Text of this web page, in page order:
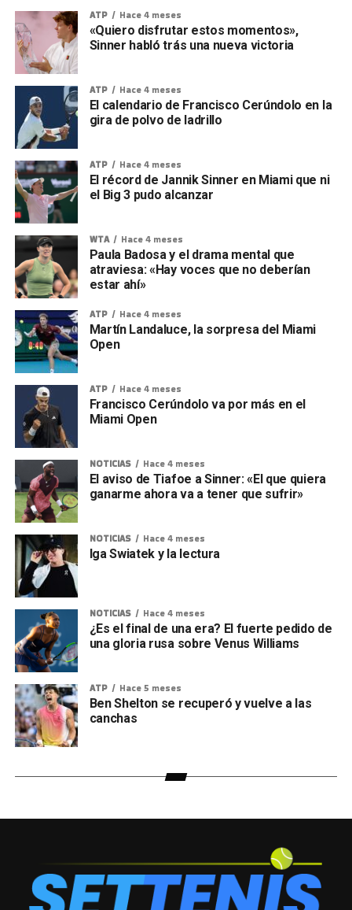
ATP Hace 4 meses
«Quiero disfrutar estos momentos»,
Sinner habló trás una nueva victoria
ATP Hace 4 meses
El calendario de Francisco Cerúndolo en la
gira de polvo de ladrillo
ATP Hace 4 meses
El récord de Jannik Sinner en Miami que ni
el Big 3 pudo alcanzar
WTA Hace 4 meses
Paula Badosa y el drama mental que
atraviesa: «Hay voces que no deberían
estar ahí»
ATP Hace 4 meses
Martín Landaluce, la sorpresa del Miami
Open
ATP Hace 4 meses
Francisco Cerúndolo va por más en el
Miami Open
NOTICIAS Hace 4 meses
El aviso de Tiafoe a Sinner: «El que quiera
ganarme ahora va a tener que sufrir»
NOTICIAS Hace 4 meses
Iga Swiatek y la lectura
NOTICIAS Hace 4 meses
¿Es el final de una era? El fuerte pedido de
una gloria rusa sobre Venus Williams
ATP Hace 5 meses
Ben Shelton se recuperó y vuelve a las
canchas